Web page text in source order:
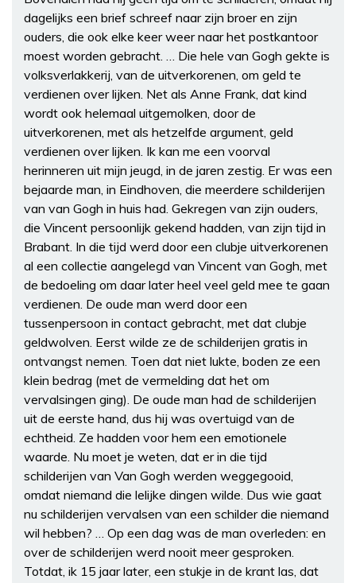
dagelijks een brief schreef naar zijn broer en zijn
ouders, die ook elke keer weer naar het postkantoor
moest worden gebracht. … Die hele van Gogh gekte is
volksverlakkerij, van de uitverkorenen, om geld te
verdienen over lijken. Net als Anne Frank, dat kind
wordt ook helemaal uitgemolken, door de
uitverkorenen, met als hetzelfde argument, geld
verdienen over lijken. Ik kan me een voorval
herinneren uit mijn jeugd, in de jaren zestig. Er was een
bejaarde man, in Eindhoven, die meerdere schilderijen
van van Gogh in huis had. Gekregen van zijn ouders,
die Vincent persoonlijk gekend hadden, van zijn tijd in
Brabant. In die tijd werd door een clubje uitverkorenen
al een collectie aangelegd van Vincent van Gogh, met
de bedoeling om daar later heel veel geld mee te gaan
verdienen. De oude man werd door een
tussenpersoon in contact gebracht, met dat clubje
geldwolven. Eerst wilde ze de schilderijen gratis in
ontvangst nemen. Toen dat niet lukte, boden ze een
klein bedrag (met de vermelding dat het om
vervalsingen ging). De oude man had de schilderijen
uit de eerste hand, dus hij was overtuigd van de
echtheid. Ze hadden voor hem een emotionele
waarde. Nu moet je weten, dat er in die tijd
schilderijen van Van Gogh werden weggegooid,
omdat niemand die lelijke dingen wilde. Dus wie gaat
nu schilderijen vervalsen van een schilder die niemand
wil hebben? … Op een dag was de man overleden: en
over de schilderijen werd nooit meer gesproken.
Totdat, ik 15 jaar later, een stukje in de krant las, dat